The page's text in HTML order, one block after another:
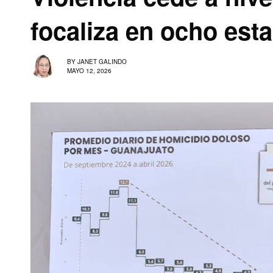
focaliza en ocho
BY JANET GALINDO
MAYO 12, 2026